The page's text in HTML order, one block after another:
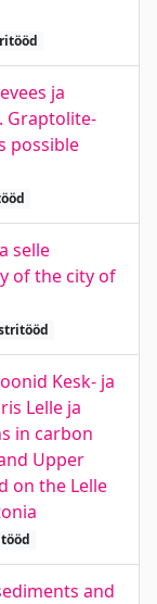
ja
Graptolite-
possible
selle
of the city of
Kesk- ja
Lelle ja
in carbon
Upper
on the Lelle
and